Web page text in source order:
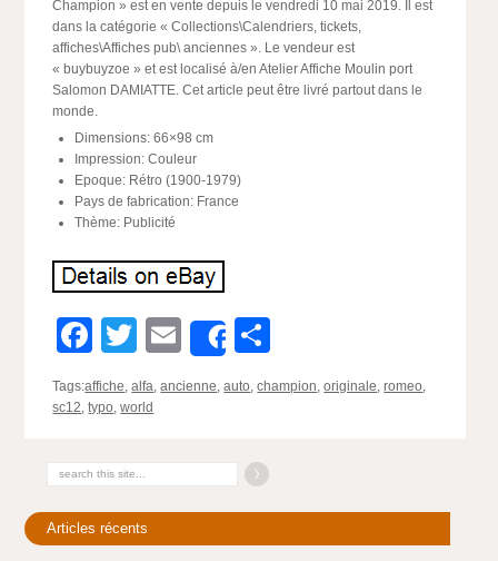
Champion » est en vente depuis le vendredi 10 mai 2019. Il est
dans la catégorie « Collections\Calendriers, tickets,
affiches\Affiches pub\ anciennes ». Le vendeur est
« buybuyzoe » et est localisé à/en Atelier Affiche Moulin port
Salomon DAMIATTE. Cet article peut être livré partout dans le
monde.
Dimensions: 66×98 cm
Impression: Couleur
Epoque: Rétro (1900-1979)
Pays de fabrication: France
Thème: Publicité
Facebook
Twitter
EmailShare
Tags:affiche,alfa,ancienne,auto,champion,originale,romeo,
sc12,typo,world
Articles récents